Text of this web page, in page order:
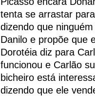
tenta se arrastar
dizendo que
Danilo e propõe que
Dorotéia diz para
funcionou e Carlão
bicheiro está
dizendo que ele